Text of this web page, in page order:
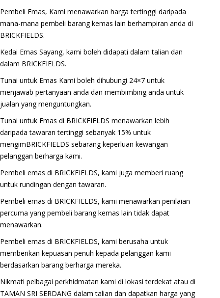
Pembeli Emas, Kami menawarkan harga tertinggi daripada
mana-mana pembeli barang kemas lain berhampiran anda di
BRICKFIELDS.
Kedai Emas Sayang, kami boleh didapati dalam talian dan
dalam BRICKFIELDS.
Tunai untuk Emas Kami boleh dihubungi 24×7 untuk
menjawab pertanyaan anda dan membimbing anda untuk
jualan yang menguntungkan.
Tunai untuk Emas di BRICKFIELDS menawarkan lebih
daripada tawaran tertinggi sebanyak 15% untuk
mengimBRICKFIELDS sebarang keperluan kewangan
pelanggan berharga kami.
Pembeli emas di BRICKFIELDS, kami juga memberi ruang
untuk rundingan dengan tawaran.
Pembeli emas di BRICKFIELDS, kami menawarkan penilaian
percuma yang pembeli barang kemas lain tidak dapat
menawarkan.
Pembeli emas di BRICKFIELDS, kami berusaha untuk
memberikan kepuasan penuh kepada pelanggan kami
berdasarkan barang berharga mereka.
Nikmati pelbagai perkhidmatan kami di lokasi terdekat atau di
TAMAN SRI SERDANG dalam talian dan dapatkan harga yang